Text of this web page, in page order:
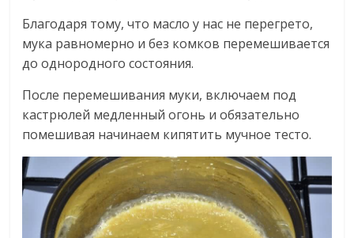
Благодаря тому, что масло у нас не перегрето,
мука равномерно и без комков перемешивается
до однородного состояния.
После перемешивания муки, включаем под
кастрюлей медленный огонь и обязательно
помешивая начинаем кипятить мучное тесто.